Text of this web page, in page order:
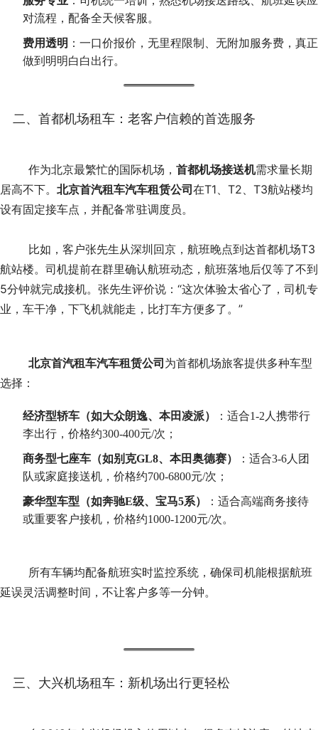
对流程，配备全天候客服。
费用透明 ：一口价报价，无里程限制、无附加服务费，真正
做到明明白白出行。
二、首都机场租车：老客户信赖的首选服务
	作为北京最繁忙的国际机场，
首都机场接送机需求量长期
居高不下。 北京首汽租车汽车租赁公司 在T1、T2、T3航站楼均
设有固定接车点，并配备常驻调度员。
航站楼。司机提前在群里确认航班动态，航班落地后仅等了不到
5分钟就完成接机。张先生评价说：“这次体验太省心了，司机专
业，车干净，下飞机就能走，比打车方便多了。”
北京首汽租车汽车租赁公司 为首都机场旅客提供多种车型
选择：
经济型轿车（如大众朗逸、本田凌派）
：适合1-2人携带行
李出行，价格约300-400元/次；
商务型七座车（如别克GL8、本田奥德赛）
：适合3-6人团
队或家庭接送机，价格约700-6800元/次；
豪华型车型（如奔驰E级、宝马5系）
：适合高端商务接待
或重要客户接机，价格约1000-1200元/次。
延误灵活调整时间，不让客户多等一分钟。
三、大兴机场租车：新机场出行更轻松